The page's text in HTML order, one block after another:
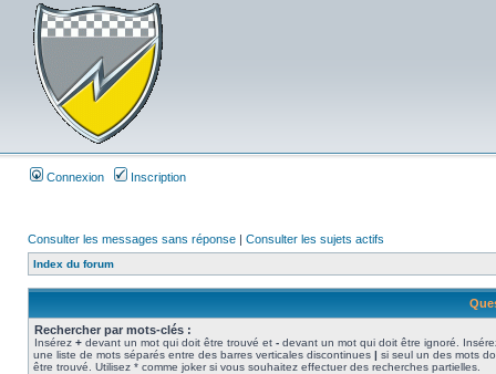
Connexion Inscription
Consulter les messages sans réponse | Consulter les sujets actifs
Index du forum
Rechercher par mots-clés :
Insérez + devant un mot qui doit être trouvé et - devant un mot qui doit être ignoré.
une liste de mots séparés entre des barres verticales discontinues | si seul un des mots
être trouvé. Utilisez * comme joker si vous souhaitez effectuer des recherches partielles.